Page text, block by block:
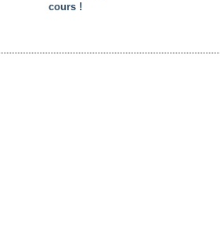
cours !